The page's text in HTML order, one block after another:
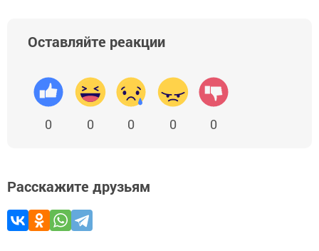
Оставляйте реакции
0 0 0 0 0
Расскажите друзьям